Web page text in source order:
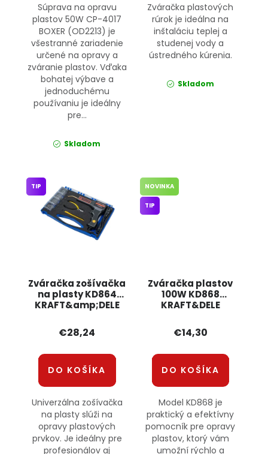
Súprava na opravu
plastov 50W CP-4017
BOXER (OD2213) je
všestranné zariadenie
určené na opravy a
zváranie plastov. Vďaka
bohatej výbave a
jednoduchému
používaniu je ideálny
pre...
Skladom
Zváračka plastových
rúrok je ideálna na
inštaláciu teplej a
studenej vody a
ústredného kúrenia.
Skladom
Zváračka zošívačka
na plasty KD864
KRAFT&amp;DELE
TIP
€28,24
DO KOŠÍKA
Univerzálna zošívačka
na plasty slúži na
opravy plastových
prvkov. Je ideálny pre
profesionálov aj
Zváračka plastov
100W KD868
KRAFT&DELE
NOVINKA
TIP
€14,30
DO KOŠÍKA
Model KD868 je
praktický a efektívny
pomocník pre opravy
plastov, ktorý vám
umožní rýchlo a